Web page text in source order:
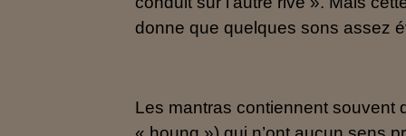
donne que quelques sons assez
Les mantras contiennent souvent